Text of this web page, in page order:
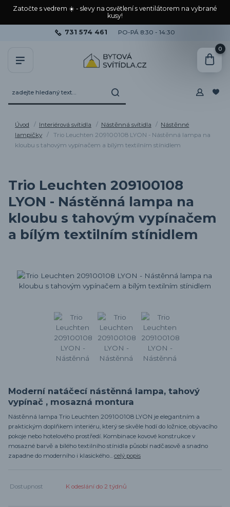
Zatočte s vedrem ☀️ - slevy na osvětlení s ventilátorem na vybrané
kusy!
731 574 461 PO-PÁ 8:30 - 14:30
0
Úvod Interiérová svítidla Nástěnná svítidla
Nástěnné
lampičky
Trio Leuchten 209100108 LYON - Nástěnná lampa na
kloubu s tahovým vypínačem a bílým textilním stínidlem
Trio Leuchten 209100108
LYON - Nástěnná lampa na
kloubu s tahovým vypínačem
a bílým textilním stínidlem
Moderní natáčecí nástěnná lampa, tahový
vypínač , mosazná montura
Nástěnná lampa Trio Leuchten 209100108 LYON je elegantním a
praktickým doplňkem interiéru, který se skvěle hodí do ložnice, obývacího
pokoje nebo hotelového prostředí. Kombinace kovové konstrukce v
mosazné barvě a bílého textilního stínidla působí nadčasově a snadno
zapadne do moderního i klasického... celý popis
Dostupnost K odeslání do 2 týdnů